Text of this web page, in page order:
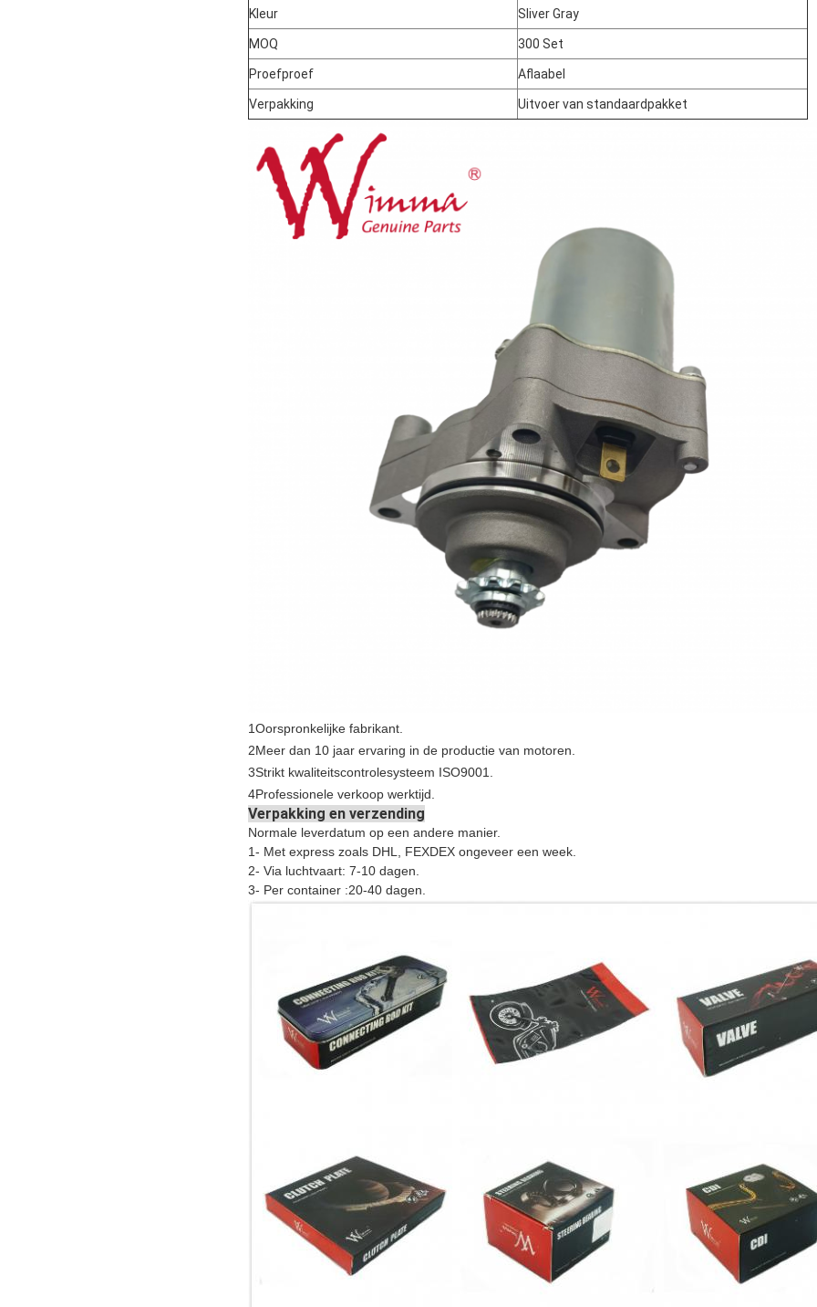
Kleur Sliver Gray
MOQ 300 Set
Proefproef Aflaabel
Verpakking Uitvoer van standaardpakket
1Oorspronkelijke fabrikant.
2Meer dan 10 jaar ervaring in de productie van motoren.
3Strikt kwaliteitscontrolesysteem ISO9001.
4Professionele verkoop werktijd.
Verpakking en verzending
Normale leverdatum op een andere manier.
1- Met express zoals DHL, FEXDEX ongeveer een week.
2- Via luchtvaart: 7-10 dagen.
3- Per container :20-40 dagen.